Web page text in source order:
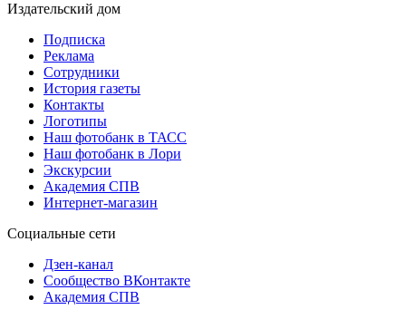
Издательский дом
Подписка
Реклама
Сотрудники
История газеты
Контакты
Логотипы
Наш фотобанк в ТАСС
Наш фотобанк в Лори
Экскурсии
Академия СПВ
Интернет-магазин
Социальные сети
Дзен-канал
Сообщество ВКонтакте
Академия СПВ